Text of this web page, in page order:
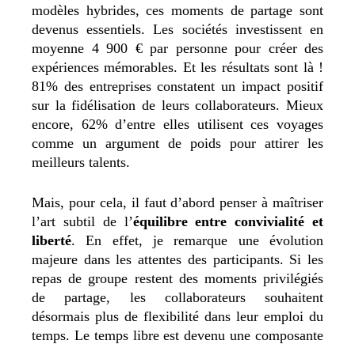
modèles hybrides, ces moments de partage sont
devenus essentiels. Les sociétés investissent en
moyenne 4 900 € par personne pour créer des
expériences mémorables. Et les résultats sont là !
81% des entreprises constatent un impact positif
sur la fidélisation de leurs collaborateurs. Mieux
encore, 62% d’entre elles utilisent ces voyages
comme un argument de poids pour attirer les
meilleurs talents.
Mais, pour cela, il faut d’abord penser à maîtriser
l’art subtil de l’équilibre entre convivialité et
liberté. En effet, je remarque une évolution
majeure dans les attentes des participants. Si les
repas de groupe restent des moments privilégiés
de partage, les collaborateurs souhaitent
désormais plus de flexibilité dans leur emploi du
temps. Le temps libre est devenu une composante